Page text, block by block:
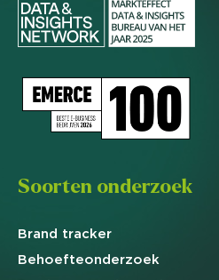
Soorten onderzoek
Brand tracker
Behoefteonderzoek